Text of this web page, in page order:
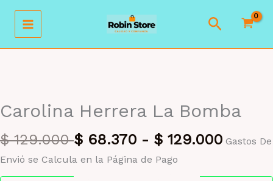
contenido
Buscar
Carolina Herrera La Bomba
$129.000 $ 68.370 - $ 129.000 Gastos De
Envió se Calcula en la Página de Pago